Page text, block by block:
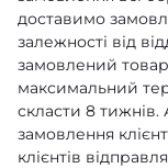
доставимо
залежності від
замовлений товар
максимальний
скласти 8
замовлення
клієнтів